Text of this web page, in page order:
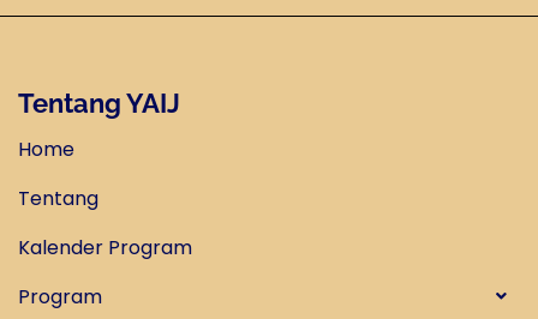
Tentang YAIJ
Home
Tentang
Kalender Program
Program